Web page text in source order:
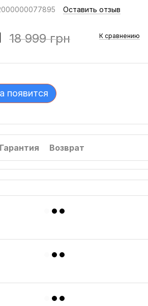
Оставить отзыв
18 999 грн К сравнению
появится
Гарантия Возврат